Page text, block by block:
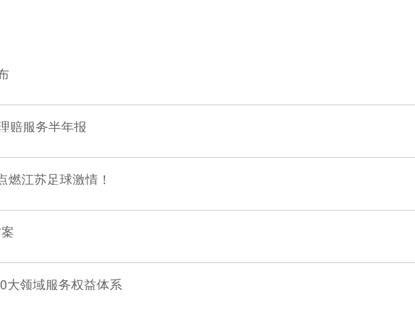
赔服务半年报
江苏足球激情！
大领域服务权益体系